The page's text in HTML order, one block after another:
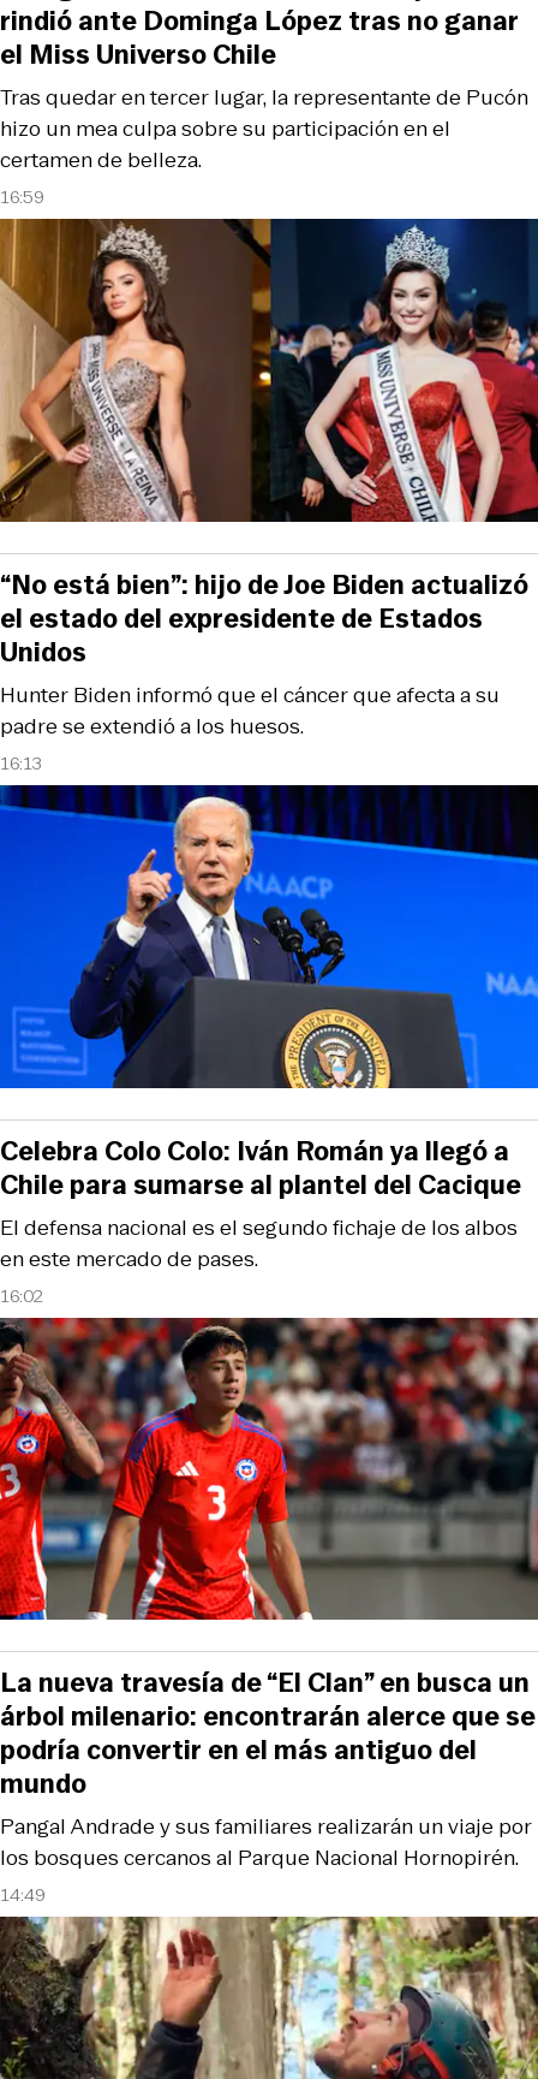
16:59
Tras quedar en tercer lugar, la representante de Pucón
hizo un mea culpa sobre su participación en el
certamen de belleza.
rindió ante Dominga López tras no ganar
el Miss Universo Chile
16:13
Hunter Biden informó que el cáncer que afecta a su
padre se extendió a los huesos.
“No está bien”: hijo de Joe Biden actualizó
el estado del expresidente de Estados
Unidos
16:02
El defensa nacional es el segundo fichaje de los albos
en este mercado de pases.
Celebra Colo Colo: Iván Román ya llegó a
Chile para sumarse al plantel del Cacique
14:49
Pangal Andrade y sus familiares realizarán un viaje por
los bosques cercanos al Parque Nacional Hornopirén.
La nueva travesía de “El Clan” en busca un
árbol milenario: encontrarán alerce que se
podría convertir en el más antiguo del
mundo